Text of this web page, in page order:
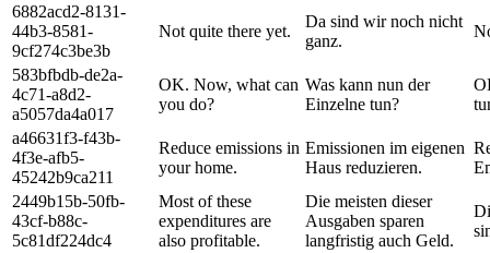
6882acd2-8131-
44b3-8581-
9cf274c3be3b
Not quite there yet.
Da sind wir noch nicht
ganz.
583bfbdb-de2a-
4c71-a8d2-
a5057da4a017
OK. Now, what can
you do?
Was kann nun der
Einzelne tun?
a46631f3-f43b-
4f3e-afb5-
45242b9ca211
Reduce emissions in
your home.
Emissionen im eigenen
Haus reduzieren.
2449b15b-50fb-
43cf-b88c-
5c81df224dc4
Most of these
expenditures are
also profitable.
Die meisten dieser
Ausgaben sparen
langfristig auch Geld.